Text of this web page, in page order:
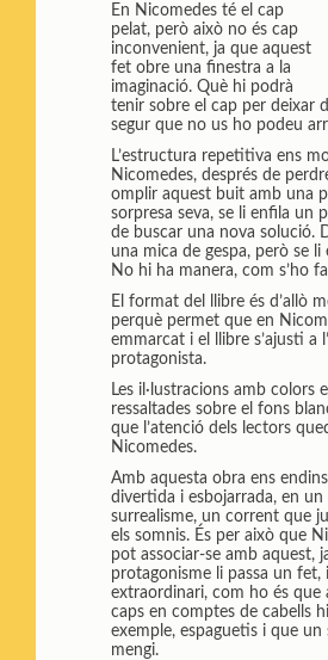
En Nicomedes té el cap
pelat, però això no és cap
inconvenient, ja que aquest
fet obre una finestra a la
imaginació. Què hi podrà
tenir sobre el cap per deixar
segur que no us ho podeu
L’estructura repetitiva ens
Nicomedes, després de
omplir aquest buit amb una
sorpresa seva, se li enfila un
de buscar una nova solució.
una mica de gespa, però se
No hi ha manera, com s’ho
El format del llibre és d’allò
perquè permet que en
emmarcat i el llibre s’ajusti a
protagonista.
Les il·lustracions amb colors
ressaltades sobre el fons
que l’atenció dels lectors
Nicomedes.
Amb aquesta obra ens
divertida i esbojarrada, en un
surrealisme, un corrent que
els somnis. És per això que
pot associar-se amb aquest,
protagonisme li passa un fet,
extraordinari, com ho és que
caps en comptes de cabells
exemple, espaguetis i que un
mengi.